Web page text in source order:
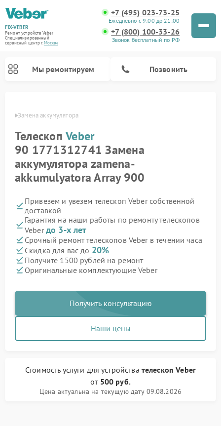
FIX-VEBER
Ремонт устройств Veber
Специализированный
cервисный центр г.Москва
+7 (495) 023-73-25
Ежедневно с 9:00 до 21:00
+7 (800) 100-33-26
Звонок бесплатный по РФ
Мы ремонтируем Позвонить
Замена аккумулятора
ТелескопVeber
90 1771312741 Замена
аккумулятора zamena-
akkumulyatora Array 900
Привезем и увезем телескоп Veber собственной
доставкой
Гарантия на наши работы по ремонту телескопов
Veberдо 3-х лет
Срочный ремонт телескопов Veber в течении часа
Скидка для вас до 20%
Получите 1500 рублей на ремонт
Оригинальные комплектующие Veber
Получить консультацию
Наши цены
Стоимость услуги для устройства телескоп Veber
от 500 руб.
Цена актуальна на текущую дату 09.08.2026